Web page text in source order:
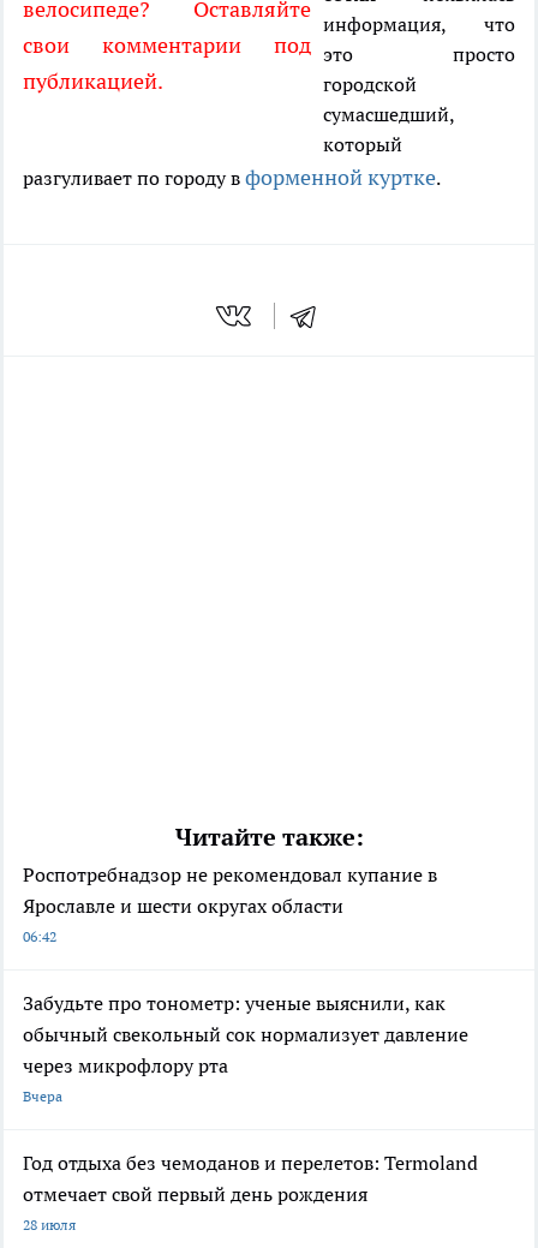
велосипеде? Оставляйте
свои комментарии под
публикацией.
информация, что
это просто
городской
сумасшедший,
который
разгуливает по городу в форменной куртке.
Читайте также:
Роспотребнадзор не рекомендовал купание в
Ярославле и шести округах области
06:42
Забудьте про тонометр: ученые выяснили, как
обычный свекольный сок нормализует давление
через микрофлору рта
Вчера
Год отдыха без чемоданов и перелетов: Termoland
отмечает свой первый день рождения
28 июля